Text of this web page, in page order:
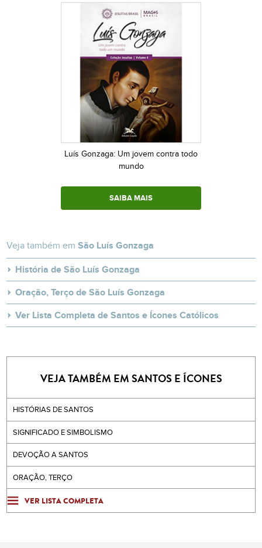
Luís Gonzaga: Um jovem contra todo
mundo
SAIBA MAIS
Veja também emSão Luís Gonzaga
História de São Luís Gonzaga
Oração, Terço de São Luís Gonzaga
Ver Lista Completa de Santos e Ícones Católicos
VEJA TAMBÉM EM SANTOS E ÍCONES
HISTÓRIAS DE SANTOS
SIGNIFICADO E SIMBOLISMO
DEVOÇÃO A SANTOS
ORAÇÃO, TERÇO
VER LISTA COMPLETA